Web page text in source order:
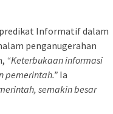
Informatif dalam
penganugerahan
“Keterbukaan informasi
pemerintah.” Ia
semakin besar